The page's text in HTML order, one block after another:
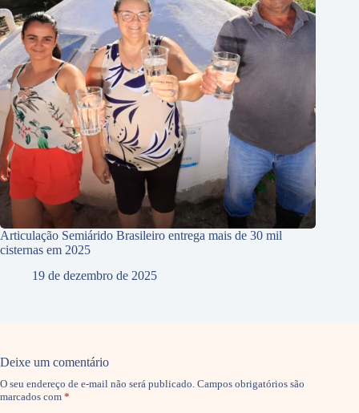
Articulação Semiárido Brasileiro entrega mais de 30 mil
cisternas em 2025
19 de dezembro de 2025
Deixe um comentário
O seu endereço de e-mail não será publicado. Campos obrigatórios são
marcados com *